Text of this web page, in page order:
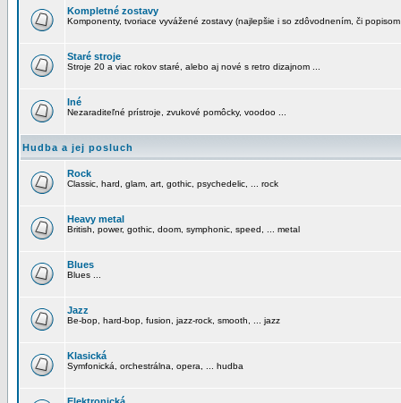
Kompletné zostavy
Komponenty, tvoriace vyvážené zostavy (najlepšie i so zdôvodnením, či
Staré stroje
Stroje 20 a viac rokov staré, alebo aj nové s retro dizajnom ...
Iné
Nezaraditeľné prístroje, zvukové pomôcky, voodoo ...
Hudba a jej posluch
Rock
Classic, hard, glam, art, gothic, psychedelic, ... rock
Heavy metal
British, power, gothic, doom, symphonic, speed, ... metal
Blues
Blues ...
Jazz
Be-bop, hard-bop, fusion, jazz-rock, smooth, ... jazz
Klasická
Symfonická, orchestrálna, opera, ... hudba